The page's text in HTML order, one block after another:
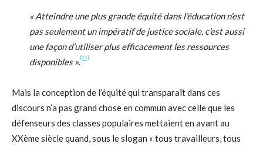
« Atteindre une plus grande équité dans l’éducation n’est
pas seulement un impératif de justice sociale, c’est aussi
une façon d’utiliser plus efficacement les ressources
disponibles ».[21]
Mais la conception de l’équité qui transparaît dans ces
discours n’a pas grand chose en commun avec celle que les
défenseurs des classes populaires mettaient en avant au
XXème siècle quand, sous le slogan « tous travailleurs, tous